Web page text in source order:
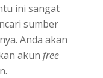
ini sangat
sumber
Anda akan
akun free